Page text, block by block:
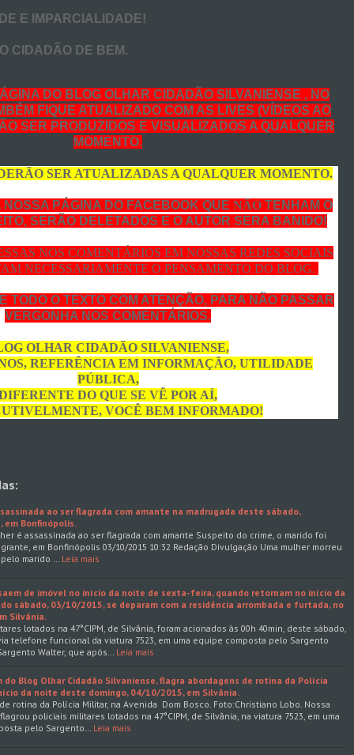
IMPARCIALIDADE!
DE BEM.
DO BLOG OLHAR CIDADÃO SILVANIENSE , NO
FIQUE ATUALIZADO COM AS LIVES (VÍDEOS AO
SER PRODUZIDOS E VISUALIZADOS A QUALQUER
MOMENTO.
SER ATUALIZADAS A QUALQUER MOMENTO.
PÁGINA DO FACEBOOK QUE NÃOTENHAM O
SERÃO DELETADOS E O AUTOR SERA BANIDO!
NOS COMENTÁRIOS EM NOSSAS REDES SOCIAIS
NECESSARIAMENTE O PENSAMENTO DO BLOG.
TODO O TEXTO COM ATENÇÃO, PARA NÃO PASSAR
VERGONHA NOS COMENTÁRIOS.
OLHAR CIDADÃO SILVANIENSE,
REFERÊNCIA EM INFORMAÇÃO, UTILIDADE
PÚBLICA,
DO QUE SE VÊ POR AÍ,
VOCÊ BEM INFORMADO!
ao ser flagrada com amante na madrugada deste sábado,
em Bonfinópolis.
é assassinada ao ser flagrada com amante Suspeito do crime, o marido foi
em Bonfinópolis 03/10/2015 10:32 Redação Divulgação Uma mulher morreu
marido … Leia mais
de imóvel no início da noite de sexta-feira, quando retornam no início da
sábado, 03/10/2015, se deparam com a residência arrombada e furtada, no
Silvânia.
lotados na 47°CIPM, de Silvânia, foram acionados às 00h 40min, deste sábado,
telefone funcional da viatura 7523, em uma equipe composta pelo Sargento
Walter, que após… Leia mais
do Blog Olhar Cidadão Silvaniense, flagra abordagens de rotina da Polícia
da noite deste domingo, 04/10/2015, em Silvânia.
rotina da Polícia Militar, na Avenida Dom Bosco. Foto:Christiano Lobo. Nossa
policiais militares lotados na 47°CIPM, de Silvânia, na viatura 7523, em uma
pelo Sargento… Leia mais